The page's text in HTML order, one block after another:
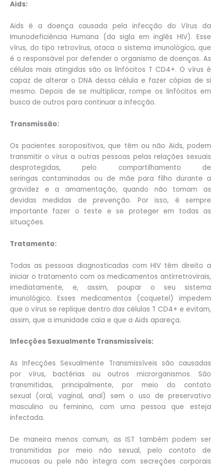
Aids:
Aids é a doença causada pela infecção do Vírus da
Imunodeficiência Humana (da sigla em inglês HIV). Esse
vírus, do tipo retrovírus, ataca o sistema imunológico, que
é o responsável por defender o organismo de doenças. As
células mais atingidas são os linfócitos T CD4+. O vírus é
capaz de alterar o DNA dessa célula e fazer cópias de si
mesmo. Depois de se multiplicar, rompe os linfócitos em
busca de outros para continuar a infecção.
Transmissão:
Os pacientes soropositivos, que têm ou não Aids, podem
transmitir o vírus a outras pessoas pelas relações sexuais
desprotegidas, pelo compartilhamento de
seringas contaminadas ou de mãe para filho durante a
gravidez e a amamentação, quando não tomam as
devidas medidas de prevenção. Por isso, é sempre
importante fazer o teste e se proteger em todas as
situações.
Tratamento:
Todas as pessoas diagnosticadas com HIV têm direito a
iniciar o tratamento com os medicamentos antirretrovirais,
imediatamente, e, assim, poupar o seu sistema
imunológico. Esses medicamentos (coquetel) impedem
que o vírus se replique dentro das células T CD4+ e evitam,
assim, que a imunidade caia e que a Aids apareça.
Infecções Sexualmente Transmissíveis:
As Infecções Sexualmente Transmissíveis são causadas
por vírus, bactérias ou outros microrganismos. São
transmitidas, principalmente, por meio do contato
sexual (oral, vaginal, anal) sem o uso de preservativo
masculino ou feminino, com uma pessoa que esteja
infectada.
De maneira menos comum, as IST também podem ser
transmitidas por meio não sexual, pelo contato de
mucosas ou pele não íntegra com secreções corporais